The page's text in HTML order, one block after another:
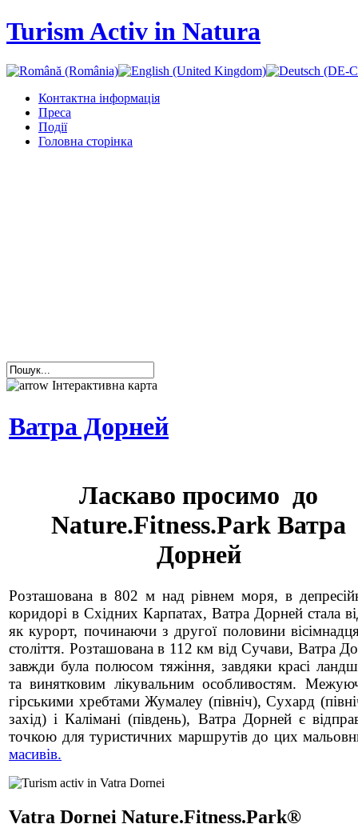
Turism Activ in Natura
Контактна інформація
Преса
Події
Головна сторінка
Інтерактивна карта
Ватра Дорней
Ласкаво просимо до
Nature.Fitness.Park Ватра
Дорней
Розташована в 802 м над рівнем моря, в
коридорі в Східних Карпатах, Ватра Дорней стала
як курорт, починаючи з другої половини
століття. Розташована в 112 км від Сучави, Ватра
завжди була полюсом тяжіння, завдяки красі
та винятковим лікувальним особливостям.
гірськими хребтами Жумалеу (північ), Сухард
захід) і Калімані (південь), Ватра Дорней є
точкою для туристичних маршрутів до цих
масивів.
Vatra Dornei Nature.Fitness.Park®